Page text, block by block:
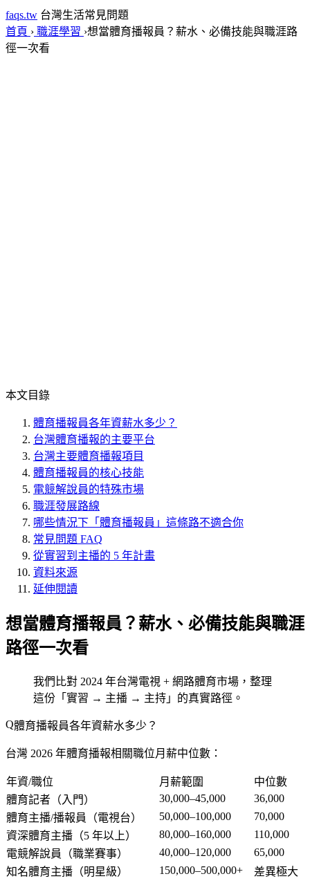
faqs.tw 台灣生活常見問題
首頁 › 職涯學習 ›想當體育播報員？薪水、必備技能與職涯路
徑一次看
本文目錄
體育播報員各年資薪水多少？
台灣體育播報的主要平台
台灣主要體育播報項目
體育播報員的核心技能
電競解說員的特殊市場
職涯發展路線
哪些情況下「體育播報員」這條路不適合你
常見問題 FAQ
從實習到主播的 5 年計畫
資料來源
延伸閱讀
想當體育播報員？薪水、必備技能與職涯
路徑一次看
我們比對 2024 年台灣電視 + 網路體育市場，整理
這份「實習 → 主播 → 主持」的真實路徑。
體育播報員各年資薪水多少？
台灣 2026 年體育播報相關職位月薪中位數：
年資/職位 月薪範圍
中位數
體育記者（入門）
30,000–45,000
36,000
體育主播/播報員（電視台）
50,000–100,000
70,000
資深體育主播（5 年以上）
80,000–160,000
110,000
電競解說員（職業賽事）
40,000–120,000
65,000
知名體育主播（明星級）
150,000–500,000+
差異極大